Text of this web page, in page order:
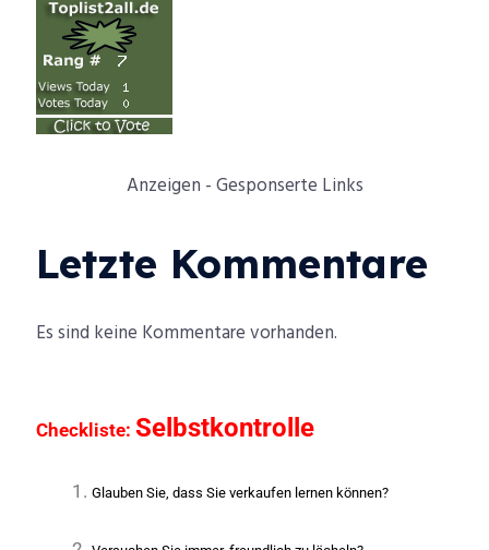
Anzeigen - Gesponserte Links
Letzte Kommentare
Es sind keine Kommentare vorhanden.
Checkliste: Selbstkontrolle
Glauben Sie, dass Sie verkaufen lernen können?